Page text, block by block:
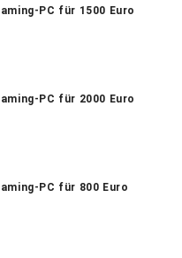
PC für 1500 Euro
PC für 2000 Euro
PC für 800 Euro